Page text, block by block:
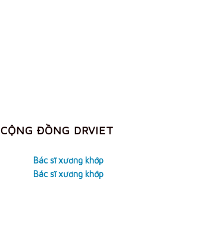
CỘNG ĐỒNG DRVIET
Bác sĩ xương khớp
Bác sĩ xương khớp